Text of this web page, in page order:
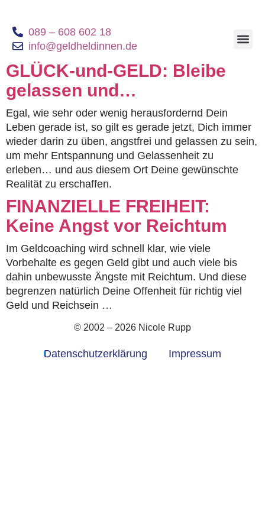
089 – 608 602 18
info@geldheldinnen.de
GLÜCK-und-GELD: Bleibe
gelassen und…
Egal, wie sehr oder wenig herausfordernd Dein
Leben gerade ist, so gilt es gerade jetzt, Dich immer
wieder darin zu üben, angstfrei und gelassen zu sein,
um mehr Entspannung und Gelassenheit zu
erleben… und aus diesem Ort Deine gewünschte
Realität zu erschaffen.
FINANZIELLE FREIHEIT:
Keine Angst vor Reichtum
Im Geldcoaching wird schnell klar, wie viele
Vorbehalte es gegen Geld gibt und auch viele bis
dahin unbewusste Ängste mit Reichtum. Und diese
begrenzen natürlich Deine Offenheit für richtig viel
Geld und Reichsein …
© 2002 – 2026 Nicole Rupp
Datenschutzerklärung Impressum